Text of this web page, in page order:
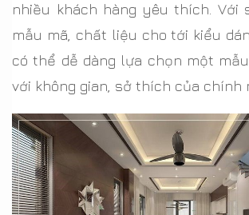
nhiều khách hàng yêu thích. Với
mẫu mã, chất liệu cho tới kiểu
có thể dễ dàng lựa chọn một
với không gian, sở thích của chính